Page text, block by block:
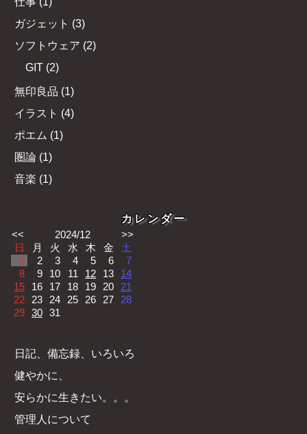
ガジェット (3)
ソフトウェア (2)
GIT (2)
無印良品 (1)
イラスト (4)
ポエム (1)
圏論 (1)
音楽 (1)
カレンダー
<<
2024/12
>>
日
月 火 水 木 金
土
1
2 3 4 5 6
7
8
9 10 11 12 13
14
15
16 17 18 19 20
21
22
23 24 25 26 27
28
29 30 31
日記、備忘録、いろいろ
健やかに、
安らかに生きたい。。。
管理人について